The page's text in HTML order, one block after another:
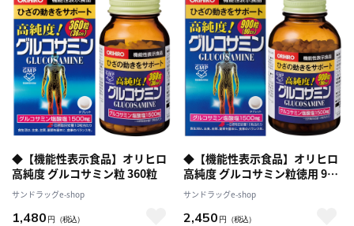
◆【機能性表示食品】オリヒロ
高純度 グルコサミン粒 360粒
サンドラッグe-shop
1,480 円 （税込）
◆【機能性表示食品】オリヒロ
高純度 グルコサミン粒徳用 900
粒
サンドラッグe-shop
2,450 円 （税込）